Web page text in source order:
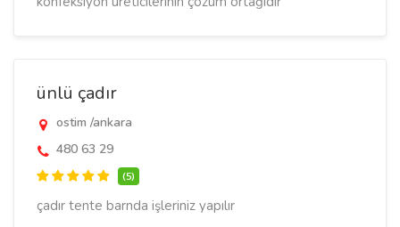
ünlü çadır
ostim /ankara
480 63 29
(5)
çadır tente barnda işleriniz yapılır